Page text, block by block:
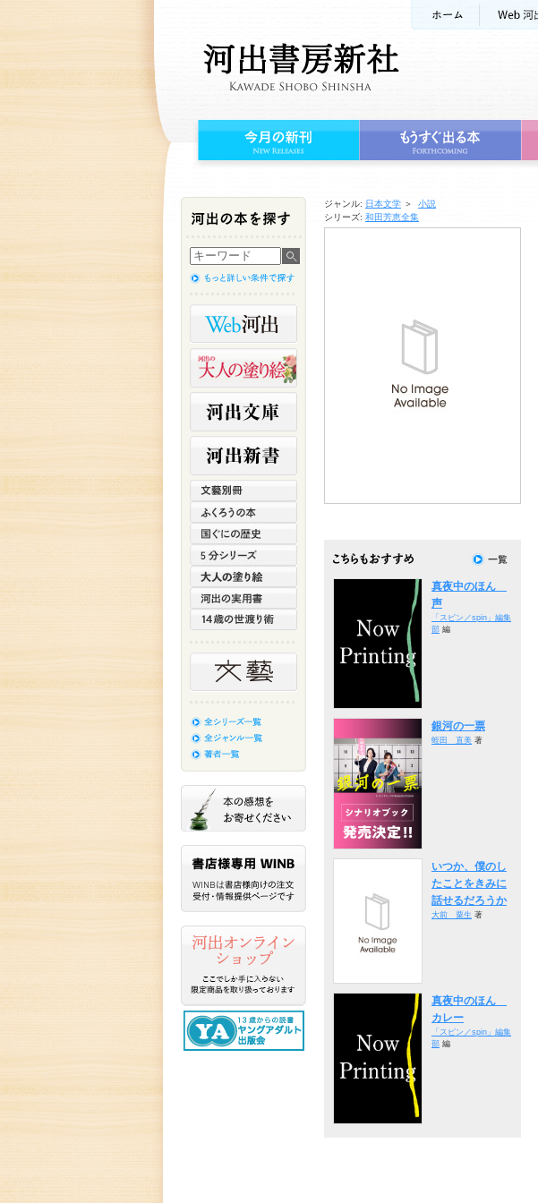
ジャンル: 日本文学 ＞
小説
シリーズ: 和田芳恵全集
真夜中のほん
声
「スピン／spin」編集
部 編
銀河の一票
蛭田 直美 著
いつか、僕のし
たことをきみに
話せるだろうか
大前 粟生 著
真夜中のほん
カレー
「スピン／spin」編集
部 編